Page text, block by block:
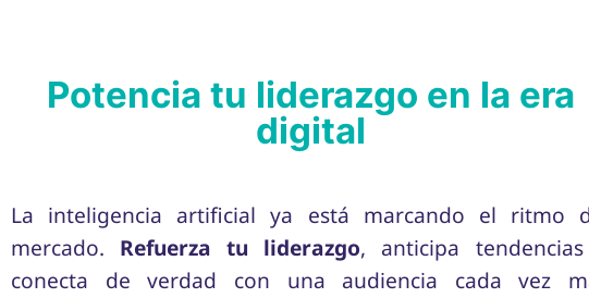
Potencia tu liderazgo en la era
digital
La inteligencia artificial ya está marcando el ritmo
mercado. Refuerza tu liderazgo, anticipa
conecta de verdad con una audiencia cada vez